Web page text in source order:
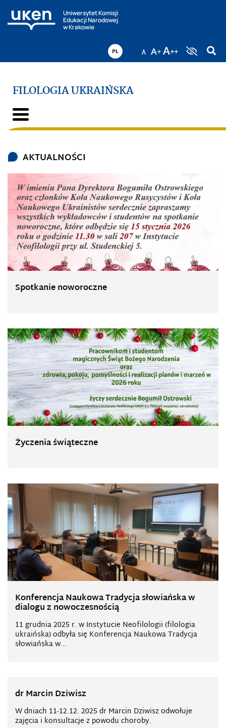
Uniwersytet Komisji
Edukacji Narodowej
w Krakowie
PL
FILOLOGIA UKRAIŃSKA
AKTUALNOŚCI
Spotkanie noworoczne
Życzenia świąteczne
Konferencja Naukowa Tradycja słowiańska w
dialogu z nowoczesnością
11 grudnia 2025 r. w Instytucie Neofilologii (filologia
ukraińska) odbyła się Konferencja Naukowa Tradycja
słowiańska w...
dr Marcin Dziwisz
W dniach 11-12.12. 2025 dr Marcin Dziwisz odwołuje
zajęcia i konsultacje z powodu choroby.